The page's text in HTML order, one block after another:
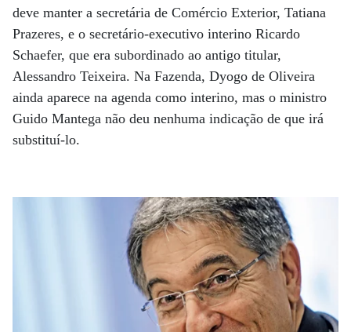
deve manter a secretária de Comércio Exterior, Tatiana
Prazeres, e o secretário-executivo interino Ricardo
Schaefer, que era subordinado ao antigo titular,
Alessandro Teixeira. Na Fazenda, Dyogo de Oliveira
ainda aparece na agenda como interino, mas o ministro
Guido Mantega não deu nenhuma indicação de que irá
substituí-lo.